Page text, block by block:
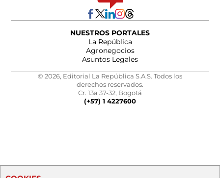
NUESTROS PORTALES
La República
Agronegocios
Asuntos Legales
© 2026, Editorial La República S.A.S. Todos los
derechos reservados.
Cr. 13a 37-32, Bogotá
(+57) 1 4227600